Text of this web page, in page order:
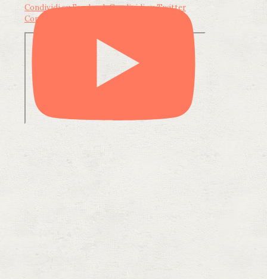
Condividi su FacebookCondividi su Twitter
Condividi su LinkedIn